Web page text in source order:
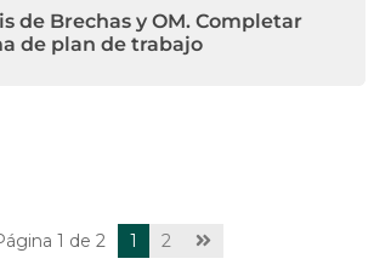
de Brechas y OM. Completar
de plan de trabajo
1 de 2 1 2